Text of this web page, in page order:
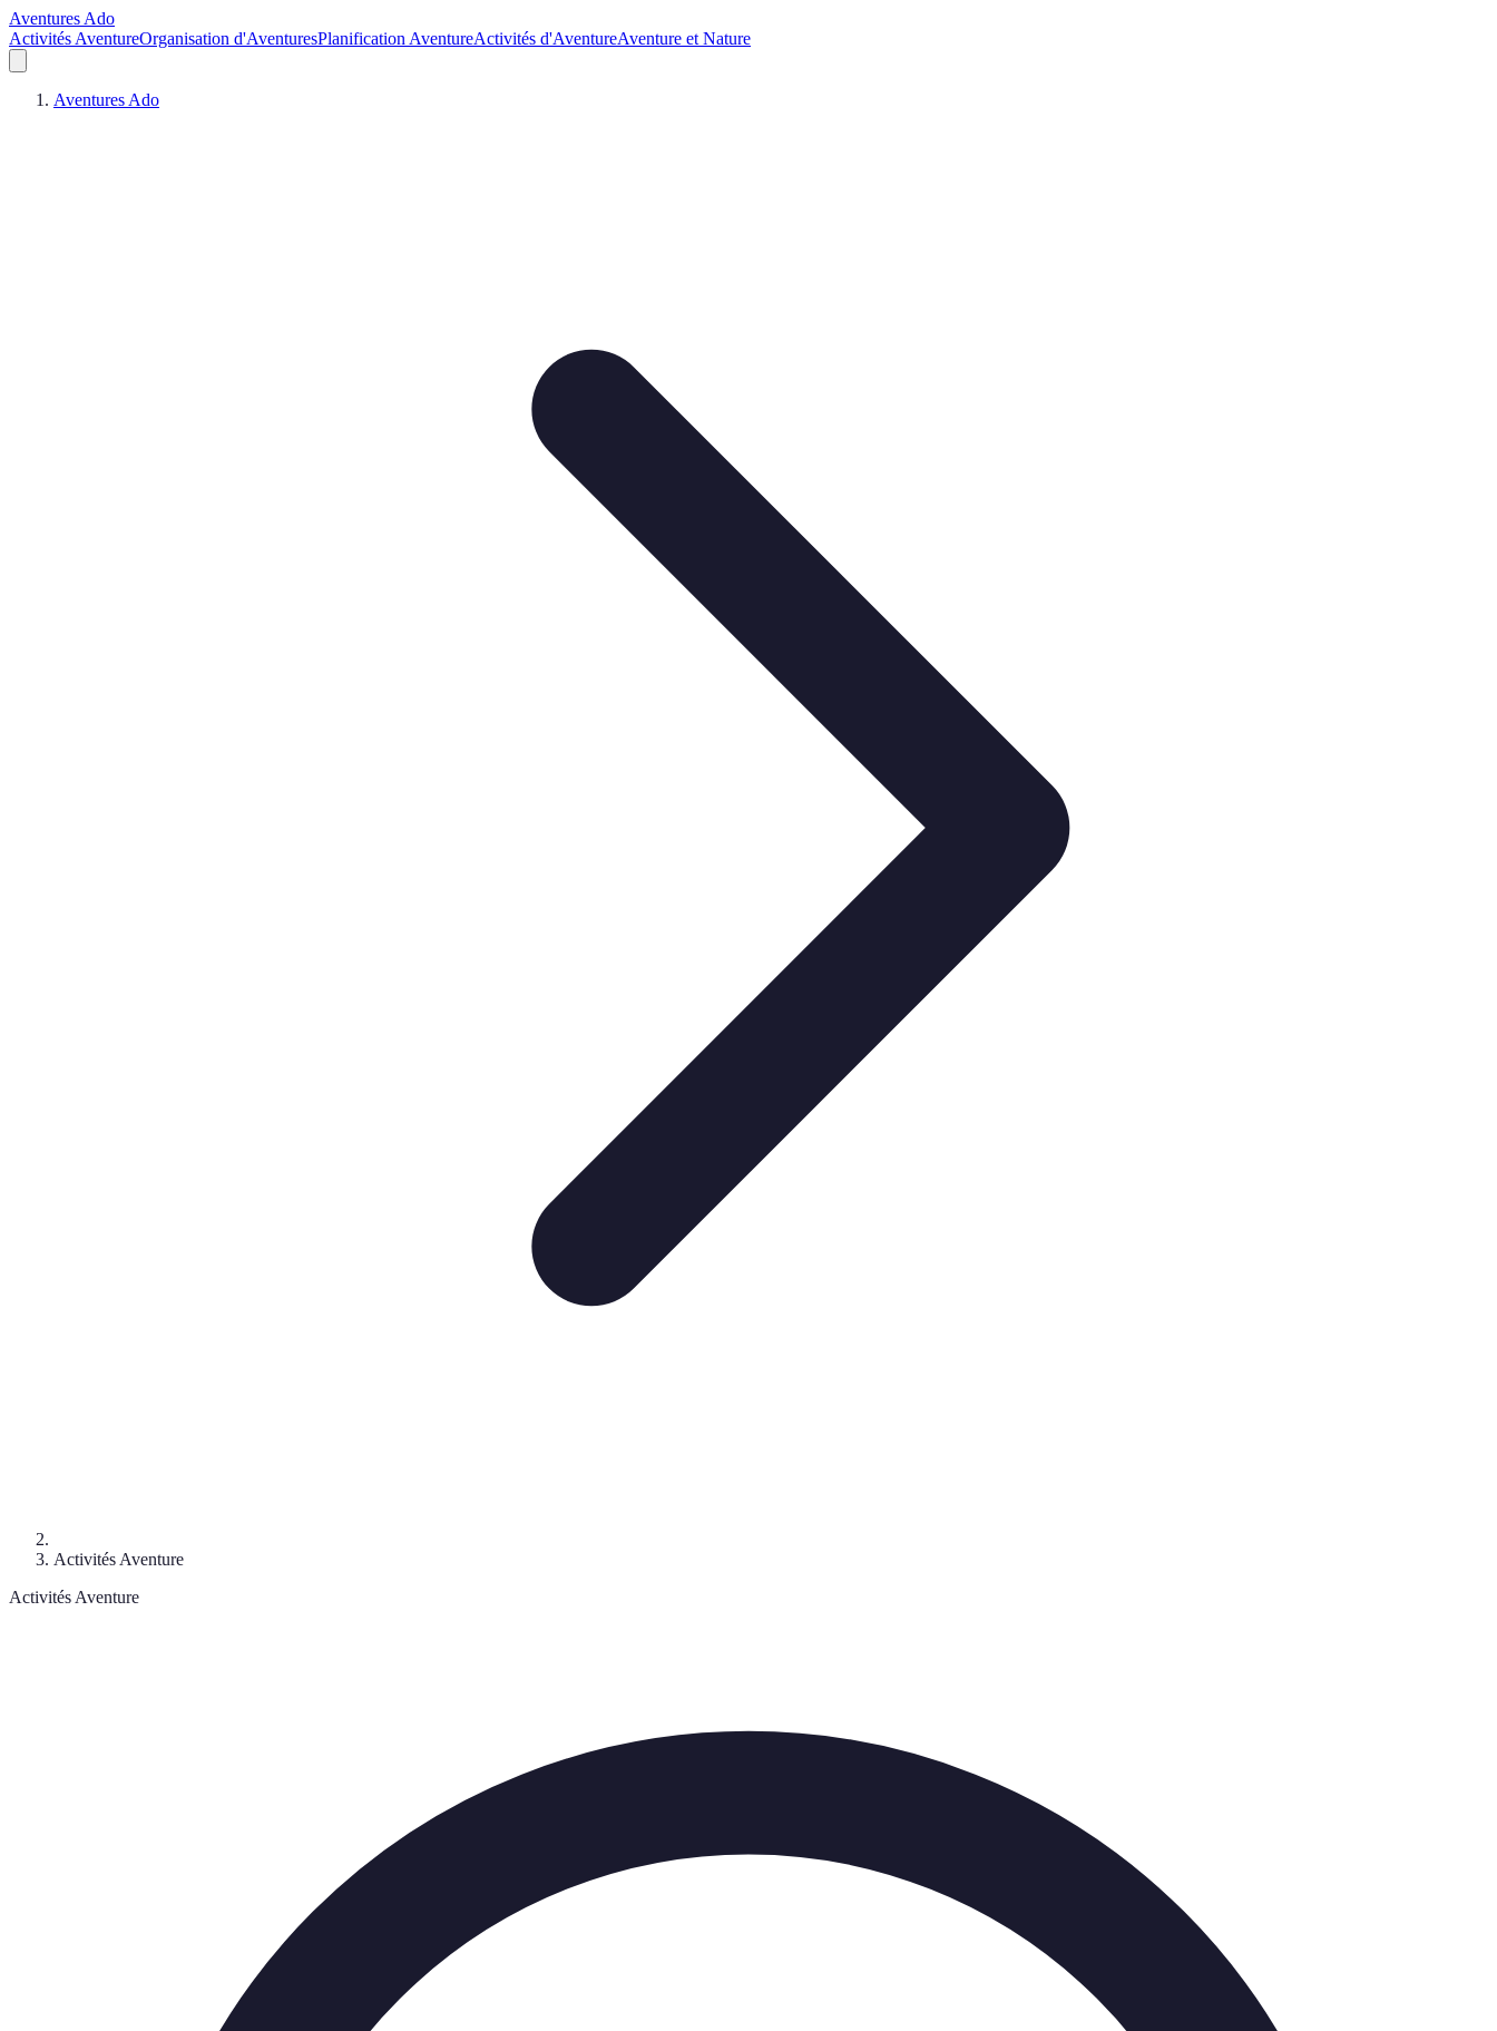
Aventures Ado
Activités AventureOrganisation d'AventuresPlanification AventureActivités d'AventureAventure et Nature
Aventures Ado
Activités Aventure
Activités Aventure